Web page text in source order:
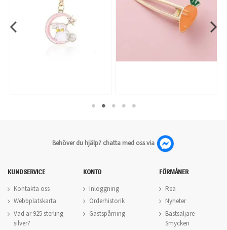
Behöver du hjälp? chatta med oss via
KUNDSERVICE
Kontakta oss
Webbplatskarta
Vad är 925 sterling
silver?
KONTO
Inloggning
Orderhistorik
Gästspårning
FÖRMÅNER
Rea
Nyheter
Bästsäljare
Smycken